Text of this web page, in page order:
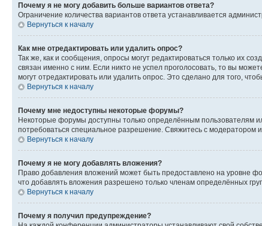
Почему я не могу добавить больше вариантов ответа?
Ограничение количества вариантов ответа устанавливается
Вернуться к началу
Как мне отредактировать или удалить опрос?
Так же, как и сообщения, опросы могут редактироваться только их
связан именно с ним. Если никто не успел проголосовать, то вы
могут отредактировать или удалить опрос. Это сделано для того,
Вернуться к началу
Почему мне недоступны некоторые форумы?
Некоторые форумы доступны только определённым пользователям
потребоваться специальное разрешение. Свяжитесь с модератором
Вернуться к началу
Почему я не могу добавлять вложения?
Право добавления вложений может быть предоставлено на уровне
что добавлять вложения разрешено только членам определённых
Вернуться к началу
Почему я получил предупреждение?